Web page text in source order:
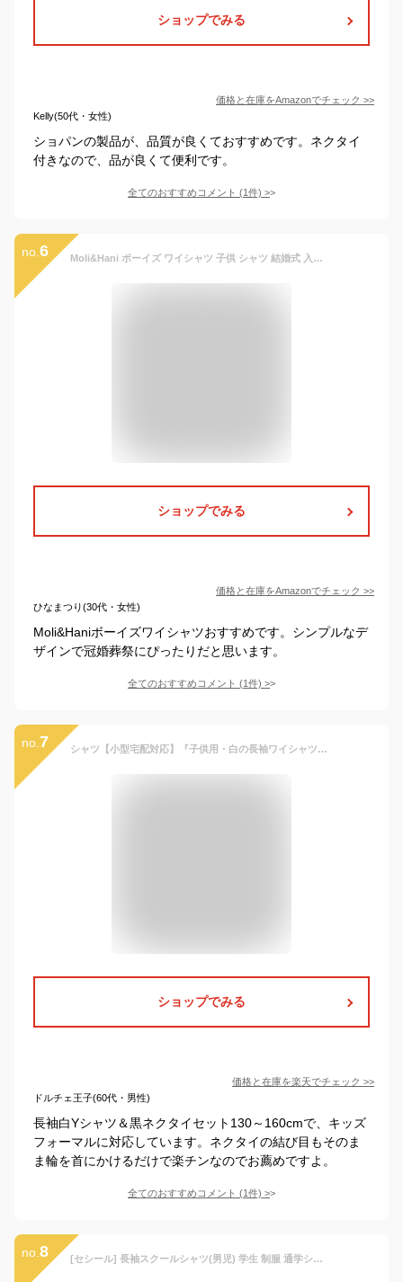
ショップでみる
価格と在庫をAmazonでチェック >>
Kelly(50代・女性)
ショパンの製品が、品質が良くておすすめです。ネクタイ
付きなので、品が良くて便利です。
全てのおすすめコメント (1件) >
no. 6 Moli&Hani ボーイズ ワイシャツ 子供 シャツ 結婚式 入学式 卒業式 ホワイト
ショップでみる
価格と在庫をAmazonでチェック >>
ひなまつり(30代・女性)
Moli&Haniボーイズワイシャツおすすめです。シンプルなデ
ザインで冠婚葬祭にぴったりだと思います。
全てのおすすめコメント (1件) >
no. 7 シャツ【小型宅配対応】『子供用・白の長袖ワイシャツと黒いネクタイのセット（大サイズ 130-160cm）』 男の子 スクール フォーマルシャツ キッズフォーマル ワイシャツ 長そで 発表会 結婚式 学校 卒業 七五三 法事 法要 スノーホワイト 130・140・150・160 【CC-Princess】
ショップでみる
価格と在庫を楽天でチェック >>
ドルチェ王子(60代・男性)
長袖白Yシャツ＆黒ネクタイセット130～160cmで、キッズ
フォーマルに対応しています。ネクタイの結び目もそのま
ま輪を首にかけるだけで楽チンなのでお薦めですよ。
全てのおすすめコメント (1件) >
no. 8 [セシール] 長袖スクールシャツ(男児) 学生 制服 通学シャツ 男子 TH-1155 ホワイトA(角衿) 日本 140 (日本サイズ140 相当)